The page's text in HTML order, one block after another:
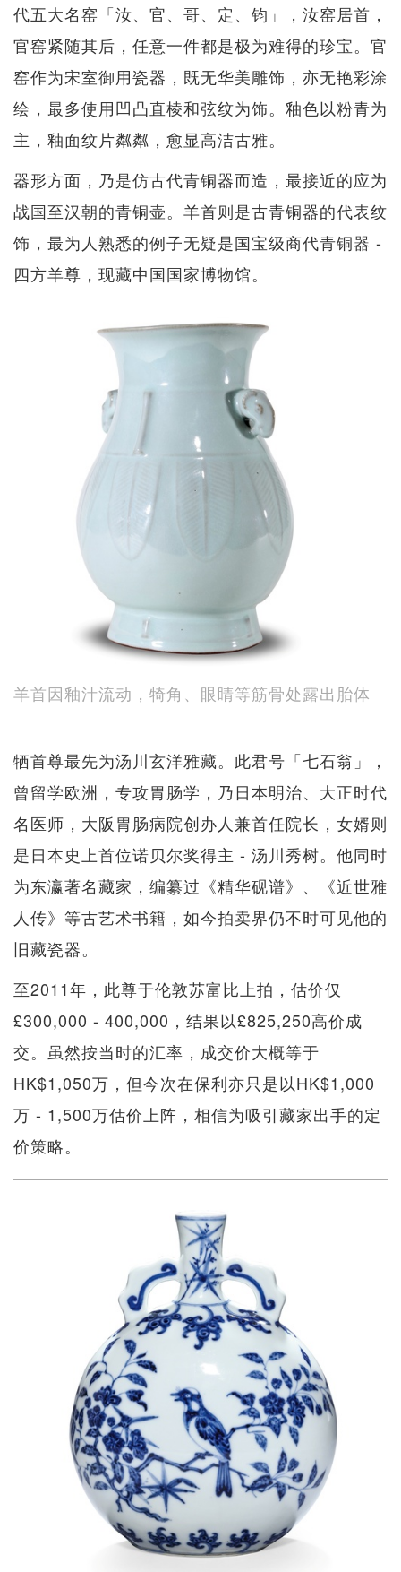
代五大名窑「汝、官、哥、定、钧」，汝窑居首，
官窑紧随其后，任意一件都是极为难得的珍宝。官
窑作为宋室御用瓷器，既无华美雕饰，亦无艳彩涂
绘，最多使用凹凸直棱和弦纹为饰。釉色以粉青为
主，釉面纹片粼粼，愈显高洁古雅。
器形方面，乃是仿古代青铜器而造，最接近的应为
战国至汉朝的青铜壶。羊首则是古青铜器的代表纹
饰，最为人熟悉的例子无疑是国宝级商代青铜器 -
四方羊尊，现藏中国国家博物馆。
羊首因釉汁流动，犄角、眼睛等筋骨处露出胎体
牺首尊最先为汤川玄洋雅藏。此君号「七石翁」，
曾留学欧洲，专攻胃肠学，乃日本明治、大正时代
名医师，大阪胃肠病院创办人兼首任院长，女婿则
是日本史上首位诺贝尔奖得主 - 汤川秀树。他同时
为东瀛著名藏家，编纂过《精华砚谱》、《近世雅
人传》等古艺术书籍，如今拍卖界仍不时可见他的
旧藏瓷器。
至2011年，此尊于伦敦苏富比上拍，估价仅
£300,000 - 400,000，结果以£825,250高价成
交。虽然按当时的汇率，成交价大概等于
HK$1,050万，但今次在保利亦只是以HK$1,000
万 - 1,500万估价上阵，相信为吸引藏家出手的定
价策略。